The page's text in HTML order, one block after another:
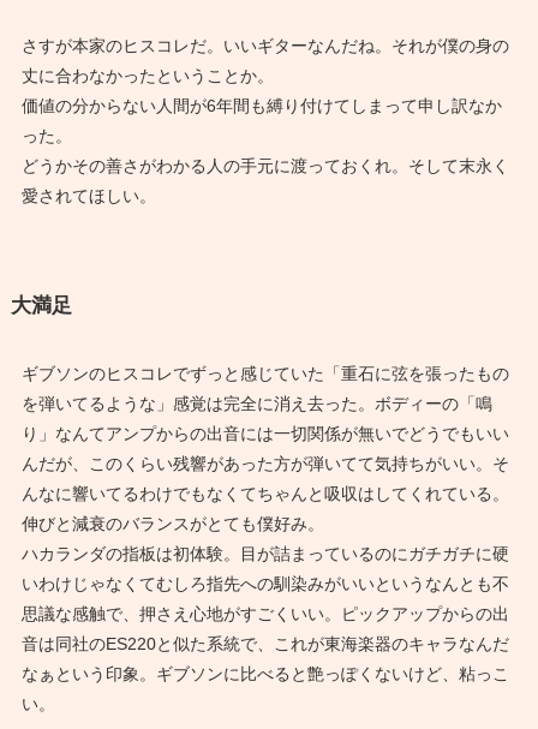
さすが本家のヒスコレだ。いいギターなんだね。それが僕の身の
丈に合わなかったということか。
価値の分からない人間が6年間も縛り付けてしまって申し訳なか
った。
どうかその善さがわかる人の手元に渡っておくれ。そして末永く
愛されてほしい。
大満足
ギブソンのヒスコレでずっと感じていた「重石に弦を張ったもの
を弾いてるような」感覚は完全に消え去った。ボディーの「鳴
り」なんてアンプからの出音には一切関係が無いでどうでもいい
んだが、このくらい残響があった方が弾いてて気持ちがいい。そ
んなに響いてるわけでもなくてちゃんと吸収はしてくれている。
伸びと減衰のバランスがとても僕好み。
ハカランダの指板は初体験。目が詰まっているのにガチガチに硬
いわけじゃなくてむしろ指先への馴染みがいいというなんとも不
思議な感触で、押さえ心地がすごくいい。ピックアップからの出
音は同社のES220と似た系統で、これが東海楽器のキャラなんだ
なぁという印象。ギブソンに比べると艶っぽくないけど、粘っこ
い。